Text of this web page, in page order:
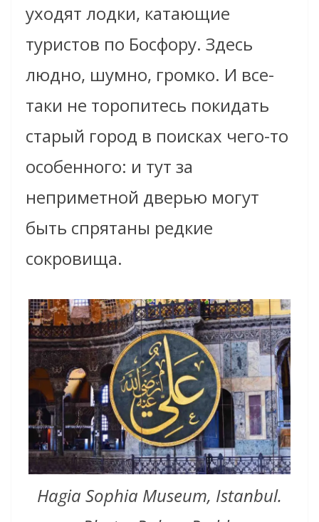
уходят лодки, катающие
туристов по Босфору. Здесь
людно, шумно, громко. И все-
таки не торопитесь покидать
старый город в поисках чего-то
особенного: и тут за
неприметной дверью могут
быть спрятаны редкие
сокровища.
Hagia Sophia Museum, Istanbul.